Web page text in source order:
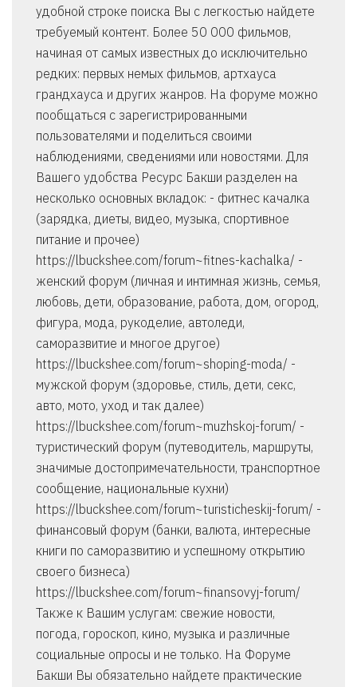
удобной строке поиска Вы с легкостью найдете
требуемый контент. Более 50 000 фильмов,
начиная от самых известных до исключительно
редких: первых немых фильмов, артхауса
грандхауса и других жанров. На форуме можно
пообщаться с зарегистрированными
пользователями и поделиться своими
наблюдениями, сведениями или новостями. Для
Вашего удобства Ресурс Бакши разделен на
несколько основных вкладок: - фитнес качалка
(зарядка, диеты, видео, музыка, спортивное
питание и прочее)
https://lbuckshee.com/forum~fitnes-kachalka/ -
женский форум (личная и интимная жизнь, семья,
любовь, дети, образование, работа, дом, огород,
фигура, мода, рукоделие, автоледи,
саморазвитие и многое другое)
https://lbuckshee.com/forum~shoping-moda/ -
мужской форум (здоровье, стиль, дети, секс,
авто, мото, уход и так далее)
https://lbuckshee.com/forum~muzhskoj-forum/ -
туристический форум (путеводитель, маршруты,
значимые достопримечательности, транспортное
сообщение, национальные кухни)
https://lbuckshee.com/forum~turisticheskij-forum/ -
финансовый форум (банки, валюта, интересные
книги по саморазвитию и успешному открытию
своего бизнеса)
https://lbuckshee.com/forum~finansovyj-forum/
Также к Вашим услугам: свежие новости,
погода, гороскоп, кино, музыка и различные
социальные опросы и не только. На Форуме
Бакши Вы обязательно найдете практические